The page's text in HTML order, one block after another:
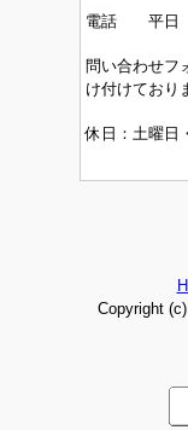
電話 平日 8
問い合わせフ
け付けており
休日：土曜日
Copyright